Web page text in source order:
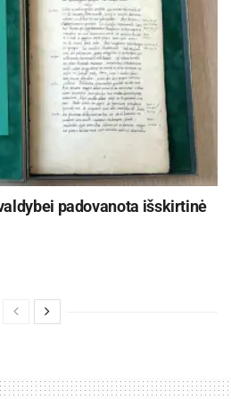
alinimas, o sportas
gerai subalansuota
taisyklinga mityba ir
pasiekimų garantas“, –
padovanota išskirtinė